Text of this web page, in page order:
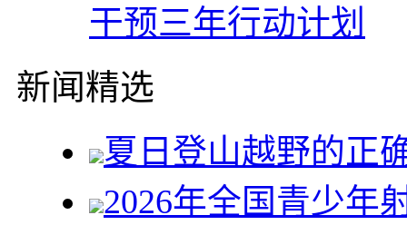
干预三年行动计划
新闻精选
夏日登山越野的正
2026年全国青少年